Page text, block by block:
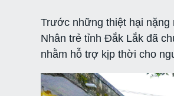
Trước những thiệt hại
Nhân trẻ tỉnh Đắk Lắk đã
nhằm hỗ trợ kịp thời cho